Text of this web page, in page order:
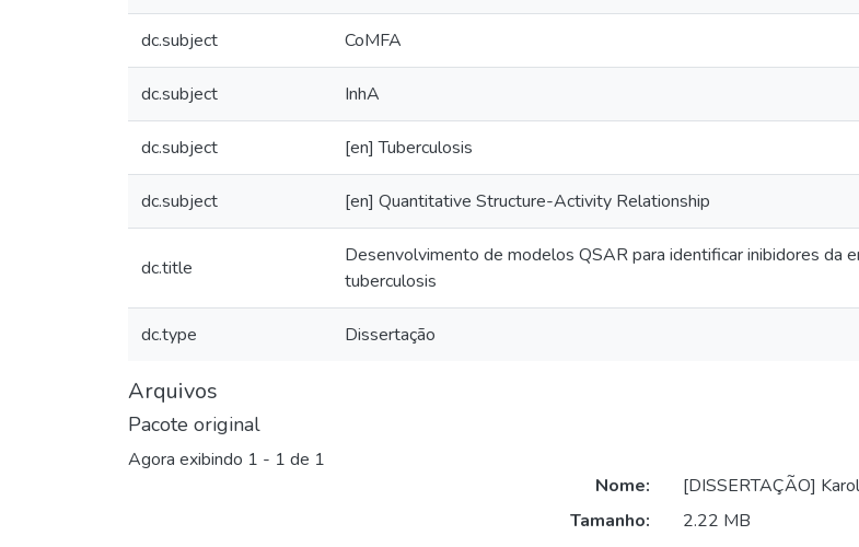
dc.subject CoMFA
dc.subject InhA
dc.subject [en] Tuberculosis
dc.subject [en] Quantitative Structure-Activity Relationship
dc.title
Desenvolvimento de modelos QSAR para identificar inibidores da
tuberculosis
dc.type Dissertação
Arquivos
Pacote original
Agora exibindo 1 - 1 de 1
Nome:
[DISSERTAÇÃO]
Tamanho:
2.22 MB